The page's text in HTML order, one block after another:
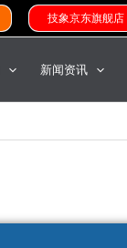
技象京东旗舰店
新闻资讯